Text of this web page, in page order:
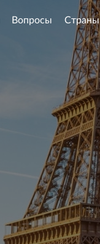
Вопросы Страны